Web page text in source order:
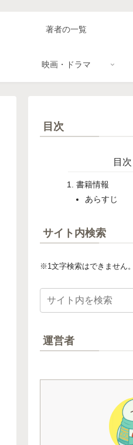
著者の一覧
映画・ドラマ
目次
目次
書籍情報
あらすじ
サイト内検索
※1文字検索はできません
運営者